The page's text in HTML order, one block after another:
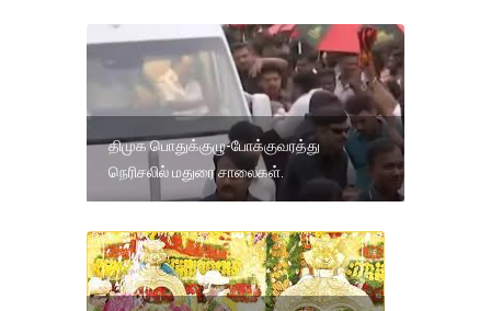
திமுக பொதுக்குழு-போக்குவரத்து
நெரிசலில் மதுரை சாலைகள்.